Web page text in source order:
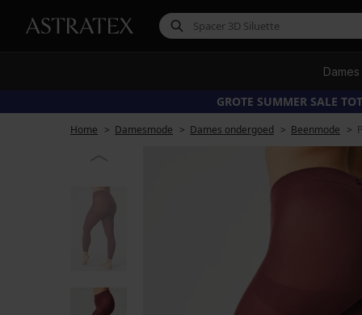
Dames
GROTE SUMMER SALE
Home Damesmode Dames ondergoed Beenmode